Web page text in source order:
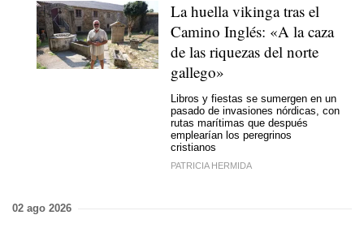
La huella vikinga tras el
Camino Inglés: «A la caza
de las riquezas del norte
gallego»
Libros y fiestas se sumergen en un
pasado de invasiones nórdicas, con
rutas marítimas que después
emplearían los peregrinos
cristianos
PATRICIA HERMIDA
02 ago 2026